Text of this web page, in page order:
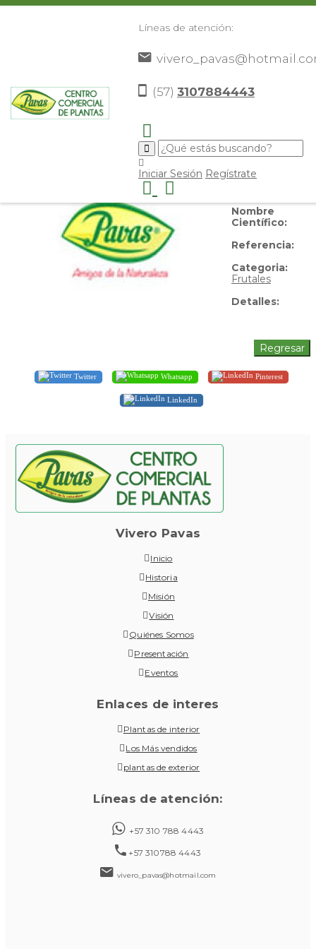
Líneas de atención:
(57) 3107884443
Iniciar Sesión Regístrate
Guayabo Agrio
Común:
Nombre
Científico:
Referencia:
Categoria:
Frutales
Detalles:
Twitter Whatsapp Pinterest
LinkedIn
Vivero Pavas
Inicio
Historia
Misión
Visión
Quiénes Somos
Presentación
Eventos
Enlaces de interes
Plantas de interior
Los Más vendidos
plantas de exterior
Líneas de atención:
+57 310 788 4443
+57 310788 4443
vivero_pavas@hotmail.com